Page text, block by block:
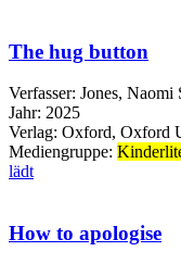
The hug button
Verfasser: Jones, Naomi
Jahr: 2025
Verlag: Oxford, Oxford
Mediengruppe:
lädt
How to apologise